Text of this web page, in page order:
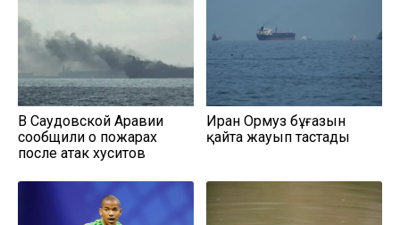
В Саудовской Аравии
сообщили о пожарах
после атак хуситов
Иран Ормуз бұғазын
қайта жауып тастады